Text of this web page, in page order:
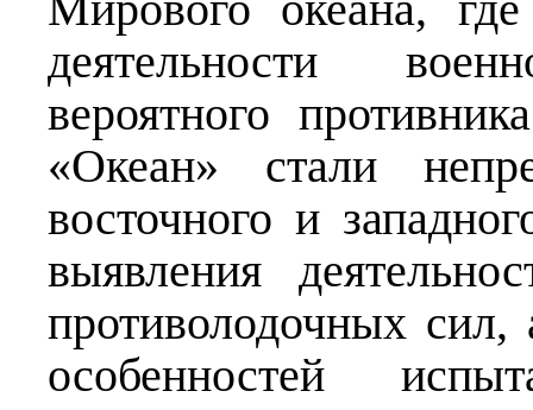
деятельности
вероятного
«Океан» стали
восточного и
выявления
противолодочных
особенностей